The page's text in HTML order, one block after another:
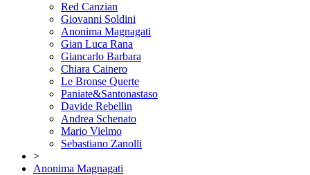
Red Canzian
Giovanni Soldini
Anonima Magnagati
Gian Luca Rana
Giancarlo Barbara
Chiara Cainero
Le Bronse Querte
Paniate&Santonastaso
Davide Rebellin
Andrea Schenato
Mario Vielmo
Sebastiano Zanolli
>
Anonima Magnagati